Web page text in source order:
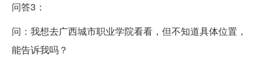
问答3：
问：我想去广西城市职业学院看看，但不知道具体位置，
能告诉我吗？